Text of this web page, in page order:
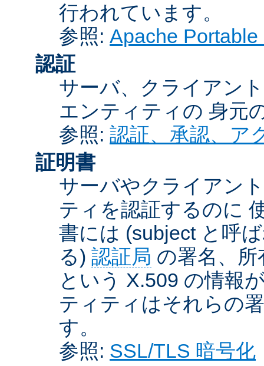
行われています。
参照: Apache
認証
サーバ、クライアン
エンティティの 身元
参照: 認証、承認、ア
証明書
サーバやクライアン
ティを認証するのに
書には (subject と呼
る) 認証局 の署名、
という X.509 の情報
ティティはそれらの
す。
参照: SSL/TLS 暗号化